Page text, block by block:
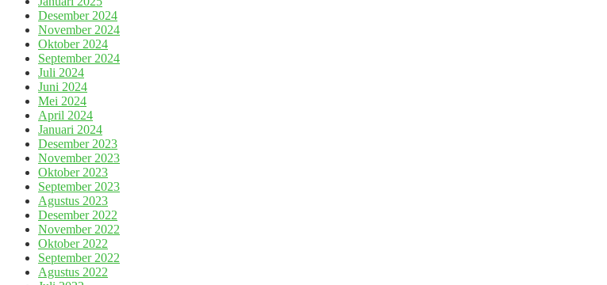
Desember 2024
November 2024
Oktober 2024
September 2024
Juli 2024
Juni 2024
Mei 2024
April 2024
Januari 2024
Desember 2023
November 2023
Oktober 2023
September 2023
Agustus 2023
Desember 2022
November 2022
Oktober 2022
September 2022
Agustus 2022